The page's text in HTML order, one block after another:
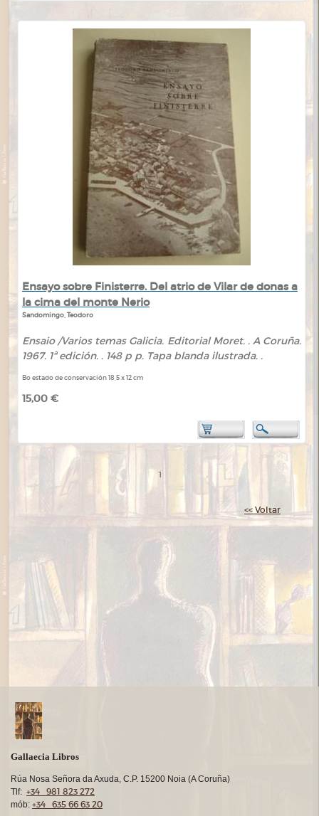
Ensayo sobre Finisterre. Del atrio de Vilar de donas a
la cima del monte Nerio
Sandomingo, Teodoro
Ensaio /Varios temas Galicia. Editorial Moret. . A Coruña.
1967. 1ª edición. . 148 p p. Tapa blanda ilustrada. .
Bo estado de conservación 18,5 x 12 cm
15,00 €
1
<< Voltar
Gallaecia Libros
Rúa Nosa Señora da Axuda, C.P. 15200 Noia (A Coruña)
Tlf: +34 981 823 272
mób: +34 635 66 63 20